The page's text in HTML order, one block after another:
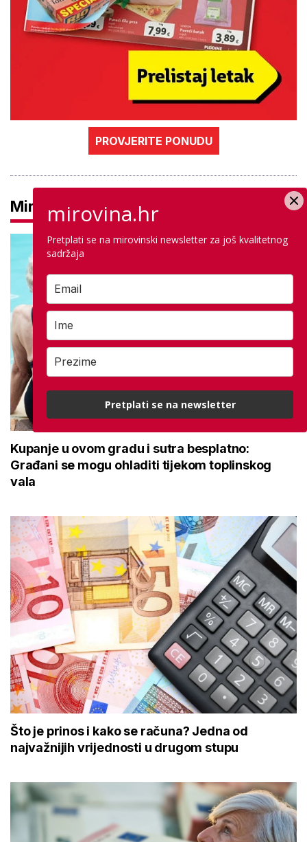
PROVJERITE PONUDU
Mirovine
Kupanje u ovom gradu i sutra besplatno:
Građani se mogu ohladiti tijekom toplinskog
vala
Što je prinos i kako se računa? Jedna od
najvažnijih vrijednosti u drugom stupu
mirovina.hr
Pretplati se na mirovinski newsletter za još kvalitetnog
sadržaja
Pretplati se na newsletter